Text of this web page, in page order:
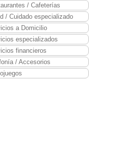
/ Cafeterías
/ Cuidado especializado
a Domicilio
especializados
financieros
/ Accesorios